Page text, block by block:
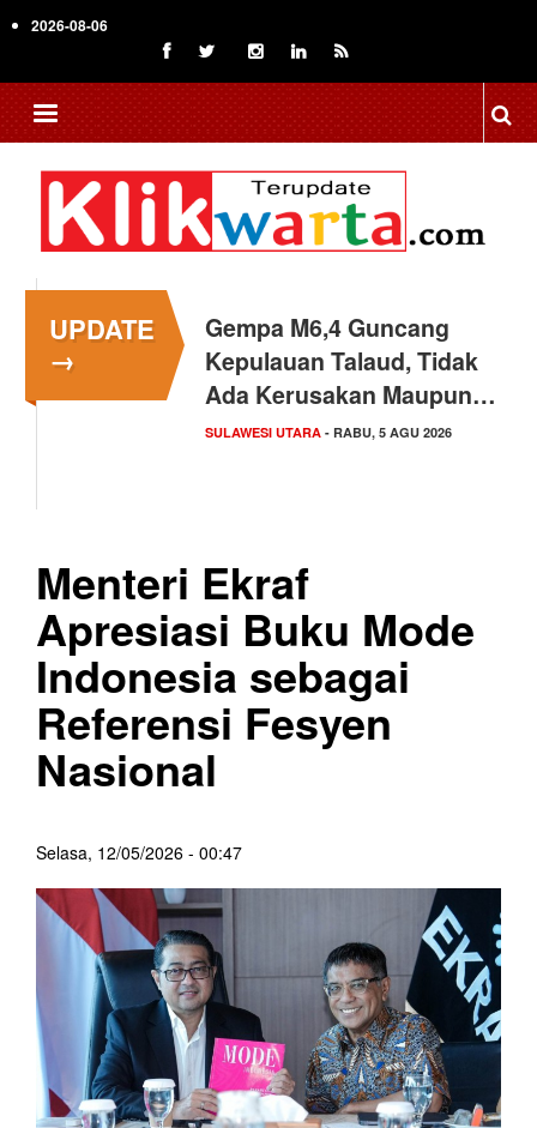
to
content
2026-08-06
UPDATE
→
Gempa M6,4 Guncang
Kepulauan Talaud, Tidak
Ada Kerusakan Maupun…
SULAWESI UTARA - RABU, 5 AGU 2026
Menteri Ekraf
Apresiasi Buku Mode
Indonesia sebagai
Referensi Fesyen
Nasional
Selasa, 12/05/2026 - 00:47